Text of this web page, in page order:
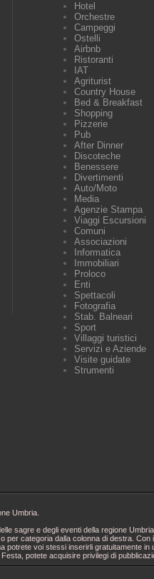
Hotel
Orchestre
Campeggi
Ostelli
Airbnb
Ristoranti
IAT
Agriturist
Country House
Bed & Breakfast
Shopping
Pizzerie
Pub
After Dinner
Discoteche
Benessere
Divertimenti
Auto/Moto
Media
Agenzie Stampa
Viaggi Escursioni
Comuni
Associazioni
Informatica
Immobiliari
Proloco
Enti
Spettacoli
Fotografia
Stab. Balneari
Sport
Villaggi turistici
Servizi e Aziende
Visite guidate
Strumenti
Umbria.
sagre e degli eventi della regione
per categoria dalla colonna di destra.
potrete voi stessi inserirli gratuitamente
potete acquisire privilegi di